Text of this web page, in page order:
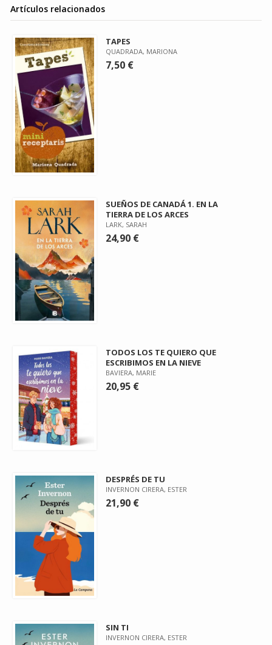
Artículos relacionados
TAPES
QUADRADA, MARIONA
7,50 €
SUEÑOS DE CANADÁ 1. EN LA
TIERRA DE LOS ARCES
LARK, SARAH
24,90 €
TODOS LOS TE QUIERO QUE
ESCRIBIMOS EN LA NIEVE
BAVIERA, MARIE
20,95 €
DESPRÉS DE TU
INVERNON CIRERA, ESTER
21,90 €
SIN TI
INVERNON CIRERA, ESTER